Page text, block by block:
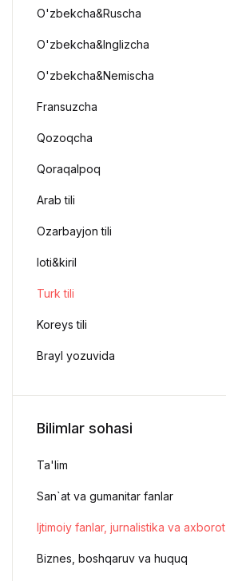
O'zbekcha&Ruscha
O'zbekcha&Inglizcha
O'zbekcha&Nemischa
Fransuzcha
Qozoqcha
Qoraqalpoq
Arab tili
Ozarbayjon tili
loti&kiril
Turk tili
Koreys tili
Brayl yozuvida
Bilimlar sohasi
Ta'lim
San`at va gumanitar fanlar
Ijtimoiy fanlar, jurnalistika va axborot
Biznes, boshqaruv va huquq